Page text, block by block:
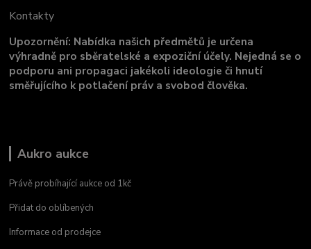
Kontakty
Upozornění: Nabídka našich předmětů je určena
výhradně pro sběratelské a expoziční účely. Nejedná se o
podporu ani propagaci jakékoli ideologie či hnutí
směřujícího k potlačení práv a svobod člověka.
Aukro aukce
Právě probíhající aukce od 1kč
Přidat do oblíbených
Informace od prodejce